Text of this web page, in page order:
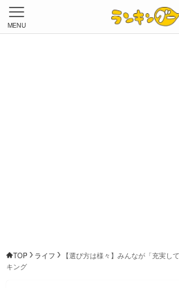
MENU
TOP ライフ
【選び方は様々】みんなが「充実し
キング